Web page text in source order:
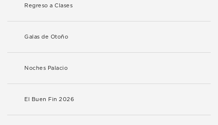
Regreso a Clases
Galas de Otoño
Noches Palacio
El Buen Fin 2026